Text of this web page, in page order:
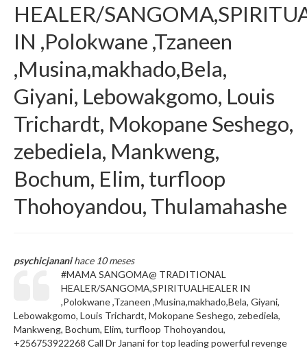
HEALER/
IN ,Polokwane ,Tzaneen
,Musina,makhado,Bela,
Giyani, Lebowakgomo, Louis
Trichardt, Mokopane Seshego,
zebediela, Mankweng,
Bochum, Elim, turfloop
Thohoyandou, Thulamahashe
psychicjananihace 10 meses
#MAMA SANGOMA@ TRADITIONAL
HEALER/SANGOMA,SPIRITUALHEALER IN
,Polokwane ,Tzaneen ,Musina,makhado,Bela, Giyani,
Lebowakgomo, Louis Trichardt, Mokopane Seshego, zebediela,
Mankweng, Bochum, Elim, turfloop Thohoyandou,
+256753922268 Call Dr Janani for top leading powerful revenge